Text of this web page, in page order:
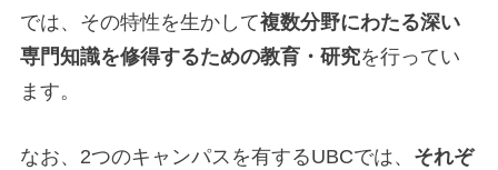
では、その特性を生かして複数分野にわたる深い
専門知識を修得するための教育・研究を行ってい
ます。
なお、2つのキャンパスを有するUBCでは、 それぞ